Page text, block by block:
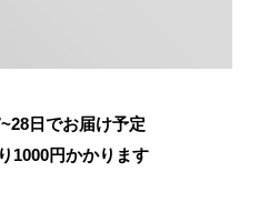
日でお届け予定
1000円かかります